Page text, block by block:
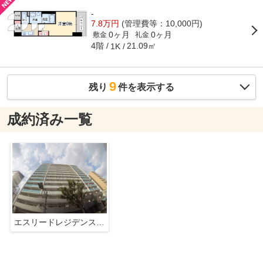
-
7.8万円 (管理費等：10,000円)
敷金 0ヶ月 礼金 0ヶ月
4階 1K 21.09㎡
残り 9件を表示する
成約済み一覧
エスリードレジデンス梅田グランゲート